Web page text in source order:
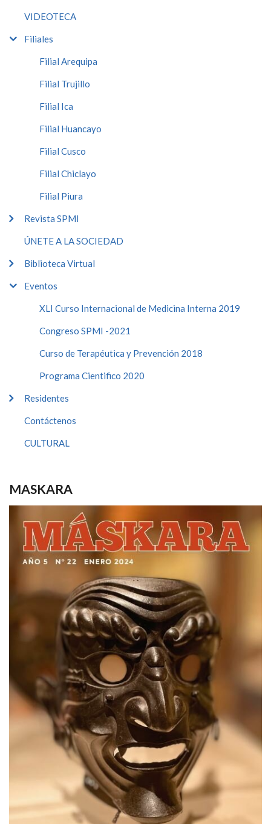
VIDEOTECA
Filiales
Filial Arequipa
Filial Trujillo
Filial Ica
Filial Huancayo
Filial Cusco
Filial Chiclayo
Filial Piura
Revista SPMI
ÚNETE A LA SOCIEDAD
Biblioteca Virtual
Eventos
XLI Curso Internacional de Medicina Interna 2019
Congreso SPMI -2021
Curso de Terapéutica y Prevención 2018
Programa Cientifico 2020
Residentes
Contáctenos
CULTURAL
MASKARA